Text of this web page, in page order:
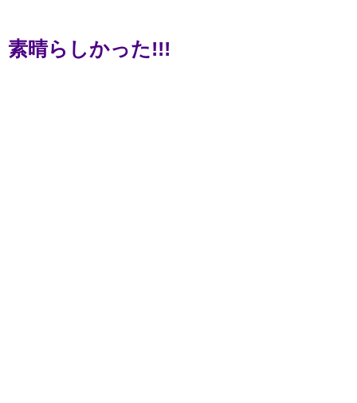
素晴らしかった!!!